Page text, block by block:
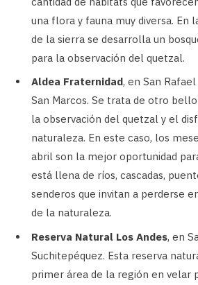
una flora y fauna muy diversa. En
de la sierra se desarrolla un
para la observación del quetzal.
Aldea Fraternidad, en San
San Marcos. Se trata de otro
la observación del quetzal y el
naturaleza. En este caso, los
abril son la mejor oportunidad
está llena de ríos, cascadas,
senderos que invitan a perderse
de la naturaleza.
Reserva Natural Los Andes, en
Suchitepéquez. Esta reserva
primer área de la región en velar